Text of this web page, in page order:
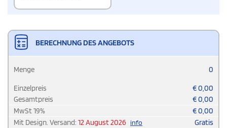
BERECHNUNG DES ANGEBOTS
Menge 0
Einzelpreis €0,00
Gesamtpreis
€0,00
MwSt19% €0,00
Mit Design. Versand: 12 August 2026 info
Gratis